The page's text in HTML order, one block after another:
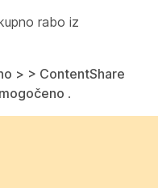
rabo iz
> > ContentShare
.